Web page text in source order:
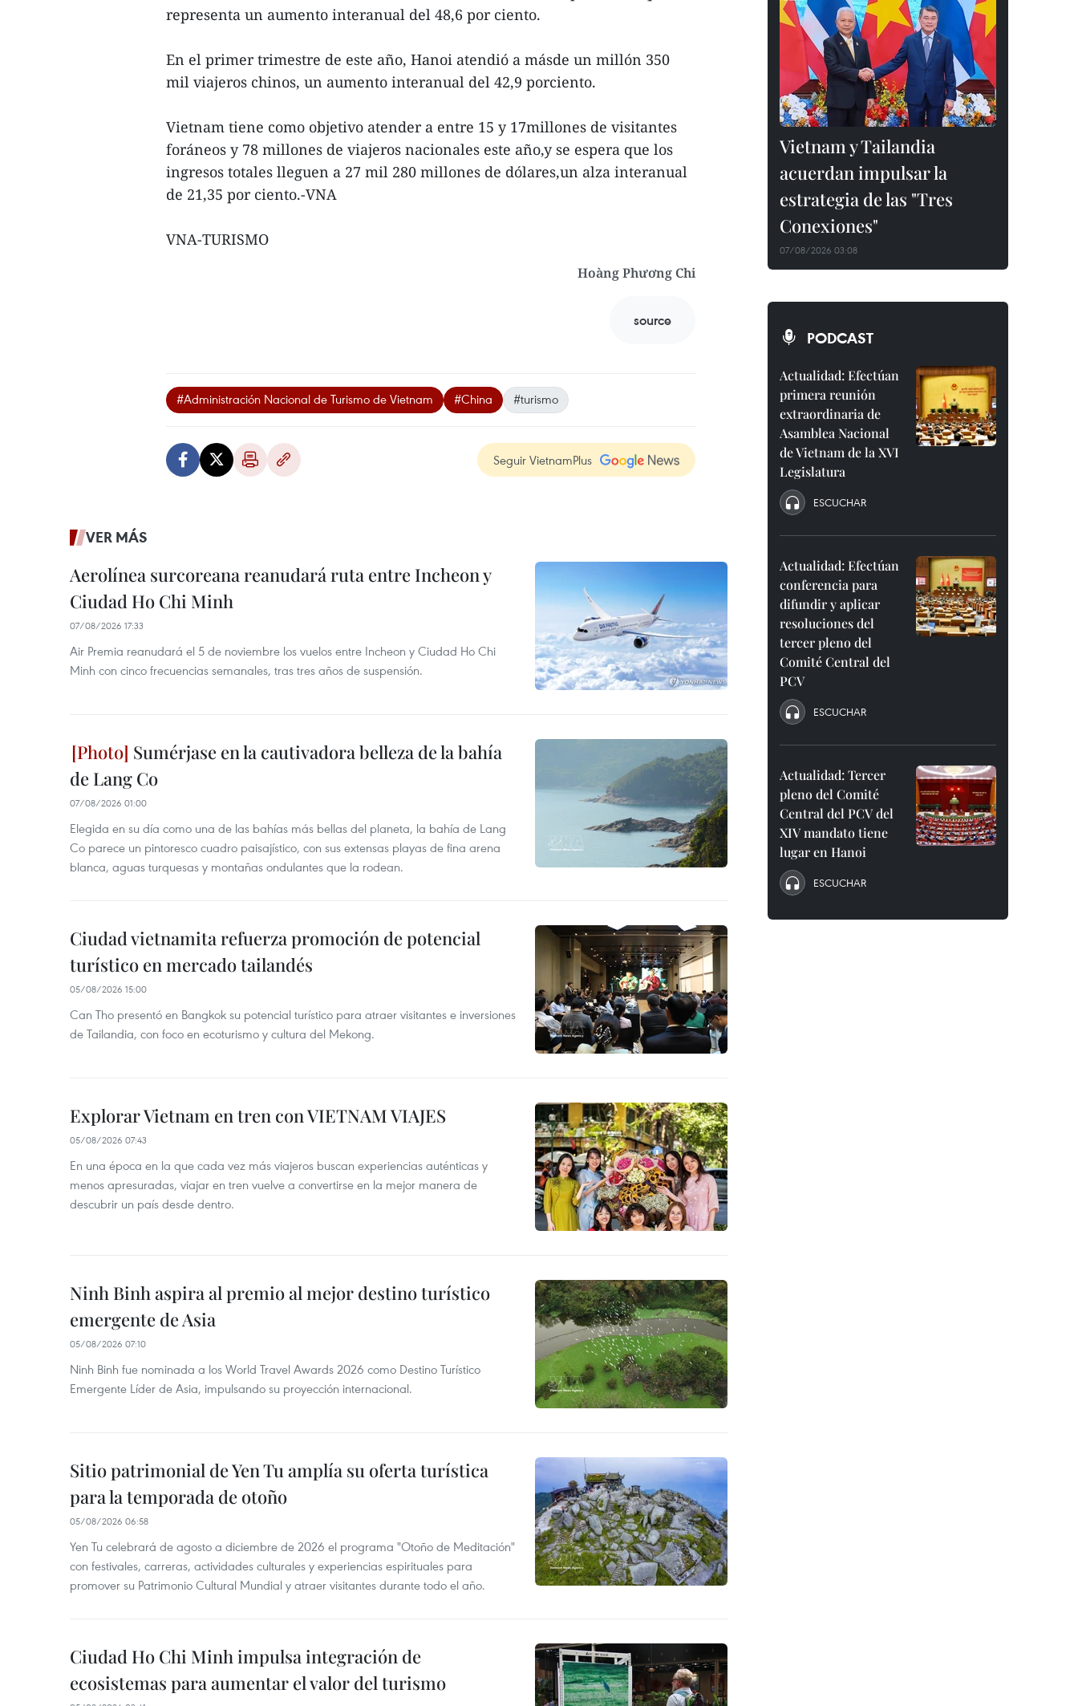
representa un aumento interanual del 48,6 por ciento.
En el primer trimestre de este año, Hanoi atendió a másde un millón 350
mil viajeros chinos, un aumento interanual del 42,9 porciento.
Vietnam tiene como objetivo atender a entre 15 y 17millones de visitantes
foráneos y 78 millones de viajeros nacionales este año,y se espera que los
ingresos totales lleguen a 27 mil 280 millones de dólares,un alza interanual
de 21,35 por ciento.-VNA
VNA-TURISMO
Hoàng Phương Chi
source
#Administración Nacional de Turismo de Vietnam #China #turismo
Seguir VietnamPlus
VER MÁS
Aerolínea surcoreana reanudará ruta entre Incheon y
Ciudad Ho Chi Minh
07/08/2026 17:33
Air Premia reanudará el 5 de noviembre los vuelos entre Incheon y Ciudad Ho Chi
Minh con cinco frecuencias semanales, tras tres años de suspensión.
Sumérjase en la cautivadora belleza de la bahía
de Lang Co
07/08/2026 01:00
Elegida en su día como una de las bahías más bellas del planeta, la bahía de Lang
Co parece un pintoresco cuadro paisajístico, con sus extensas playas de fina arena
blanca, aguas turquesas y montañas ondulantes que la rodean.
Ciudad vietnamita refuerza promoción de potencial
turístico en mercado tailandés
05/08/2026 15:00
Can Tho presentó en Bangkok su potencial turístico para atraer visitantes e inversiones
de Tailandia, con foco en ecoturismo y cultura del Mekong.
Explorar Vietnam en tren con VIETNAM VIAJES
05/08/2026 07:43
En una época en la que cada vez más viajeros buscan experiencias auténticas y
menos apresuradas, viajar en tren vuelve a convertirse en la mejor manera de
descubrir un país desde dentro.
Ninh Binh aspira al premio al mejor destino turístico
emergente de Asia
05/08/2026 07:10
Ninh Binh fue nominada a los World Travel Awards 2026 como Destino Turístico
Emergente Líder de Asia, impulsando su proyección internacional.
Sitio patrimonial de Yen Tu amplía su oferta turística
para la temporada de otoño
05/08/2026 06:58
Yen Tu celebrará de agosto a diciembre de 2026 el programa "Otoño de Meditación"
con festivales, carreras, actividades culturales y experiencias espirituales para
promover su Patrimonio Cultural Mundial y atraer visitantes durante todo el año.
Ciudad Ho Chi Minh impulsa integración de
ecosistemas para aumentar el valor del turismo
Vietnam y Tailandia
acuerdan impulsar la
estrategia de las "Tres
Conexiones"
07/08/2026 03:08
PODCAST
Actualidad: Efectúan
primera reunión
extraordinaria de
Asamblea Nacional
de Vietnam de la XVI
Legislatura
ESCUCHAR
Actualidad: Efectúan
conferencia para
difundir y aplicar
resoluciones del
tercer pleno del
Comité Central del
PCV
ESCUCHAR
Actualidad: Tercer
pleno del Comité
Central del PCV del
XIV mandato tiene
lugar en Hanoi
ESCUCHAR